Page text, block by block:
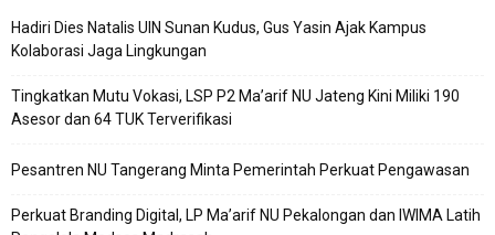
Hadiri Dies Natalis UIN Sunan Kudus, Gus Yasin Ajak Kampus
Kolaborasi Jaga Lingkungan
Tingkatkan Mutu Vokasi, LSP P2 Ma’arif NU Jateng Kini Miliki 190
Asesor dan 64 TUK Terverifikasi
Pesantren NU Tangerang Minta Pemerintah Perkuat Pengawasan
Perkuat Branding Digital, LP Ma’arif NU Pekalongan dan IWIMA Latih